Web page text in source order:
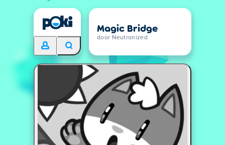
Magic Bridge
door Neutronized